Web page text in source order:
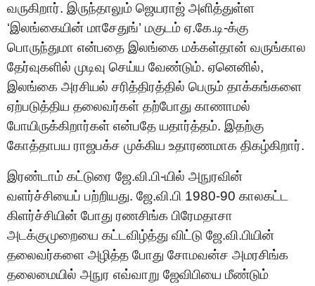
வருகிறார். இருந்தாலும் ஜெயராஜ் அளித்துள்ள
‘இலங்கையின் மாசேதுங்’ மகுடம் ஏ.கே.டி-க்கு
பொருந்துமா என்பதை இலங்கை மக்கள்தான் வருங்கால
தேர்வுகளில் முடிவு செய்ய வேண்டும். ஏனெனில்,
இலங்கை அரசியல் சரித்திரத்தில் பெரும் தாக்கங்களை
ஏற்படுத்திய தலைவர்கள் தற்போது காணாமல்
போயிருக்கிறார்கள் என்பதே யதார்த்தம். இதற்கு
கோத்தாபய ராஜபக்ச முக்கிய உதாரணமாக திகழ்கிறார்.
இரண்டாம் கட்டுரை ஜே.வி.பி-யில் அநுரவின்
வளர்ச்சியைப் பற்றியது. ஜே.வி.பி 1980-90 காலகட்ட
கிளர்ச்சியின் போது ரணசிங்க பிரேமதாசா
அடக்குமுறையை கட்டவிழ்த்து விட்டு ஜே.வி.பியின்
தலைவர்களை அழித்த போது சோமவன்ச அமரசிங்க
தலைமையில் அநுர எவ்வாறு ஜேவிபியை மீண்டும்